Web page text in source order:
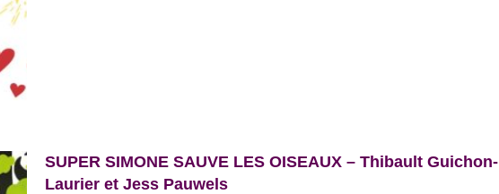
SUPER SIMONE SAUVE LES OISEAUX – Thibault Guichon-
Laurier et Jess Pauwels